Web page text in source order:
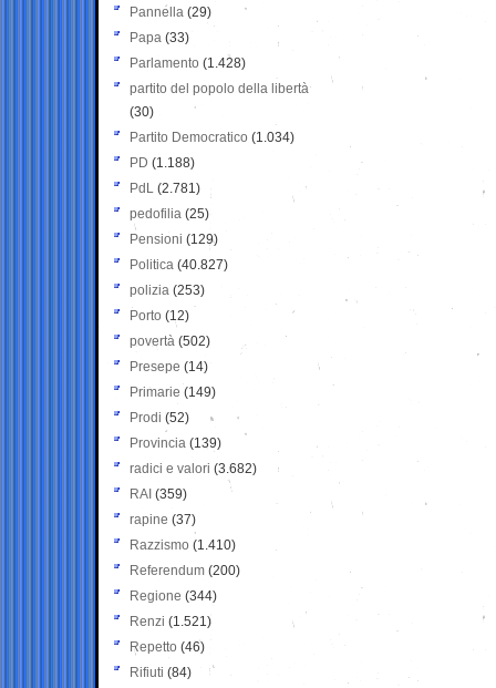
Pannella (29)
Papa (33)
Parlamento (1.428)
partito del popolo della libertà
(30)
Partito Democratico (1.034)
PD (1.188)
PdL (2.781)
pedofilia (25)
Pensioni (129)
Politica (40.827)
polizia (253)
Porto (12)
povertà (502)
Presepe (14)
Primarie (149)
Prodi (52)
Provincia (139)
radici e valori (3.682)
RAI (359)
rapine (37)
Razzismo (1.410)
Referendum (200)
Regione (344)
Renzi (1.521)
Repetto (46)
Rifiuti (84)